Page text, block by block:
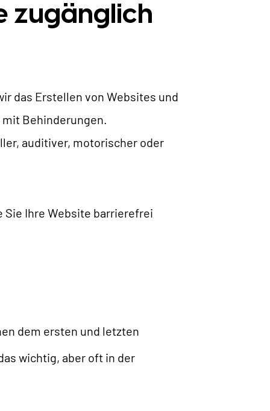
zugänglich
das Erstellen von Websites und
Behinderungen.
auditiver, motorischer oder
Sie Ihre Website barrierefrei
dem ersten und letzten
wichtig, aber oft in der